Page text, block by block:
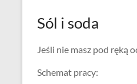
Sól i soda
Jeśli nie masz pod ręką
Schemat pracy: